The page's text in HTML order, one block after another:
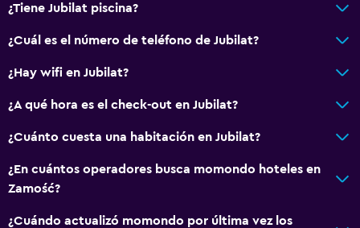
¿Tiene Jubilat piscina?
¿Cuál es el número de teléfono de Jubilat?
¿Hay wifi en Jubilat?
¿A qué hora es el check-out en Jubilat?
¿Cuánto cuesta una habitación en Jubilat?
¿En cuántos operadores busca momondo hoteles en
Zamość?
¿Cuándo actualizó momondo por última vez los